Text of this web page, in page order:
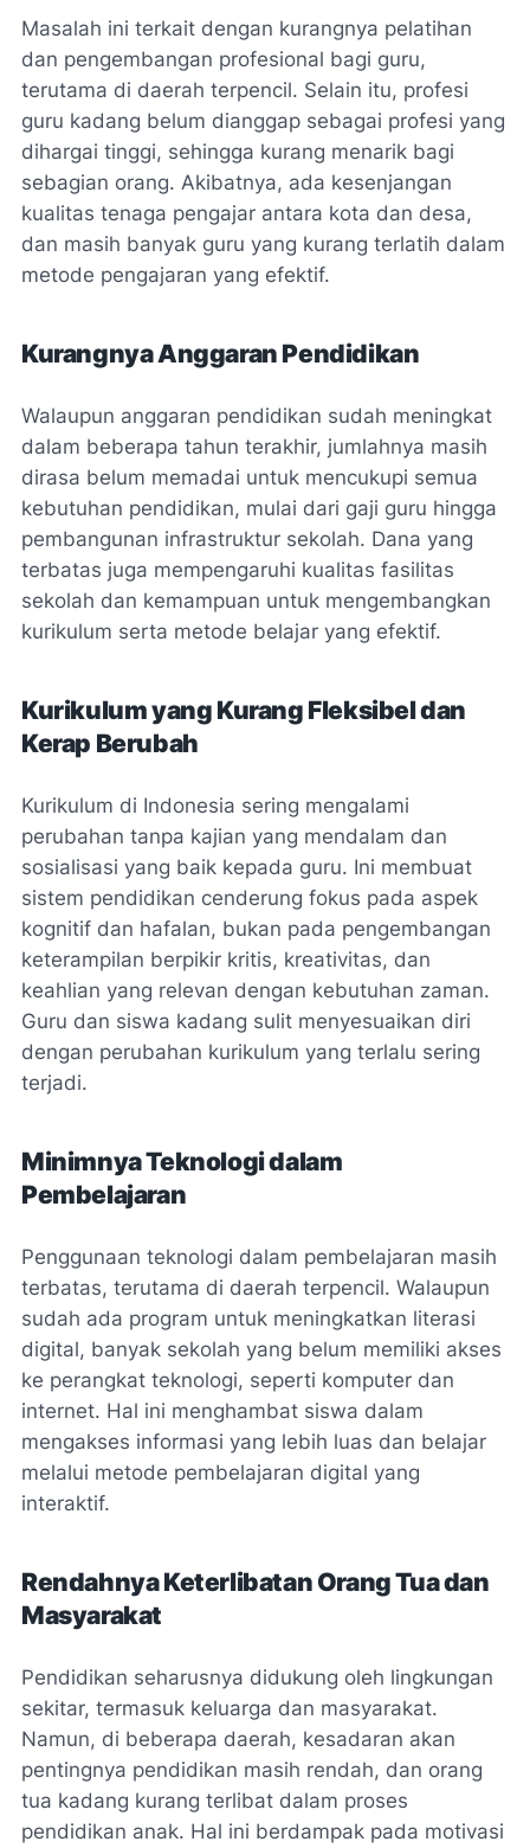
Masalah ini terkait dengan kurangnya pelatihan
dan pengembangan profesional bagi guru,
terutama di daerah terpencil. Selain itu, profesi
guru kadang belum dianggap sebagai profesi yang
dihargai tinggi, sehingga kurang menarik bagi
sebagian orang. Akibatnya, ada kesenjangan
kualitas tenaga pengajar antara kota dan desa,
dan masih banyak guru yang kurang terlatih dalam
metode pengajaran yang efektif.
Kurangnya Anggaran Pendidikan
Walaupun anggaran pendidikan sudah meningkat
dalam beberapa tahun terakhir, jumlahnya masih
dirasa belum memadai untuk mencukupi semua
kebutuhan pendidikan, mulai dari gaji guru hingga
pembangunan infrastruktur sekolah. Dana yang
terbatas juga mempengaruhi kualitas fasilitas
sekolah dan kemampuan untuk mengembangkan
kurikulum serta metode belajar yang efektif.
Kurikulum yang Kurang Fleksibel dan
Kerap Berubah
Kurikulum di Indonesia sering mengalami
perubahan tanpa kajian yang mendalam dan
sosialisasi yang baik kepada guru. Ini membuat
sistem pendidikan cenderung fokus pada aspek
kognitif dan hafalan, bukan pada pengembangan
keterampilan berpikir kritis, kreativitas, dan
keahlian yang relevan dengan kebutuhan zaman.
Guru dan siswa kadang sulit menyesuaikan diri
dengan perubahan kurikulum yang terlalu sering
terjadi.
Minimnya Teknologi dalam
Pembelajaran
Penggunaan teknologi dalam pembelajaran masih
terbatas, terutama di daerah terpencil. Walaupun
sudah ada program untuk meningkatkan literasi
digital, banyak sekolah yang belum memiliki akses
ke perangkat teknologi, seperti komputer dan
internet. Hal ini menghambat siswa dalam
mengakses informasi yang lebih luas dan belajar
melalui metode pembelajaran digital yang
interaktif.
Rendahnya Keterlibatan Orang Tua dan
Masyarakat
Pendidikan seharusnya didukung oleh lingkungan
sekitar, termasuk keluarga dan masyarakat.
Namun, di beberapa daerah, kesadaran akan
pentingnya pendidikan masih rendah, dan orang
tua kadang kurang terlibat dalam proses
pendidikan anak. Hal ini berdampak pada motivasi